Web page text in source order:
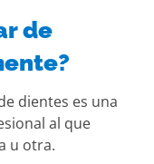
de
dientes es una
al que
u otra.